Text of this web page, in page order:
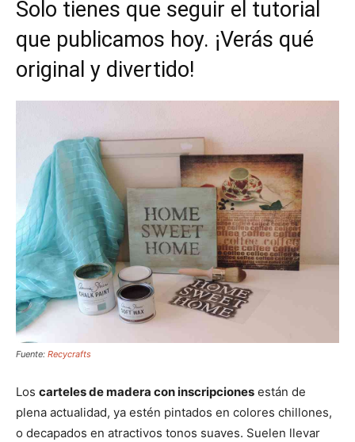
Solo tienes que seguir el tutorial
que publicamos hoy. ¡Verás qué
original y divertido!
Fuente: Recycrafts
Los carteles de madera con inscripciones están de
plena actualidad, ya estén pintados en colores chillones,
o decapados en atractivos tonos suaves. Suelen llevar